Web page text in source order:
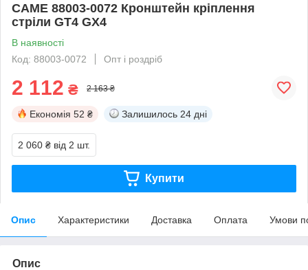
CAME 88003-0072 Кронштейн кріплення
стріли GT4 GX4
В наявності
Код: 88003-0072
Опт і роздріб
2 112 ₴ 2 163 ₴
Економія 52 ₴ Залишилось 24 дні
2 060 ₴ від 2 шт.
Купити
Опис Характеристики Доставка Оплата Умови
Опис